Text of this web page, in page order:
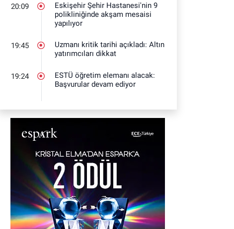
20:09
Eskişehir Şehir Hastanesi'nin 9
polikliniğinde akşam mesaisi
yapılıyor
19:45
Uzmanı kritik tarihi açıkladı: Altın
yatırımcıları dikkat
19:24
ESTÜ öğretim elemanı alacak:
Başvurular devam ediyor